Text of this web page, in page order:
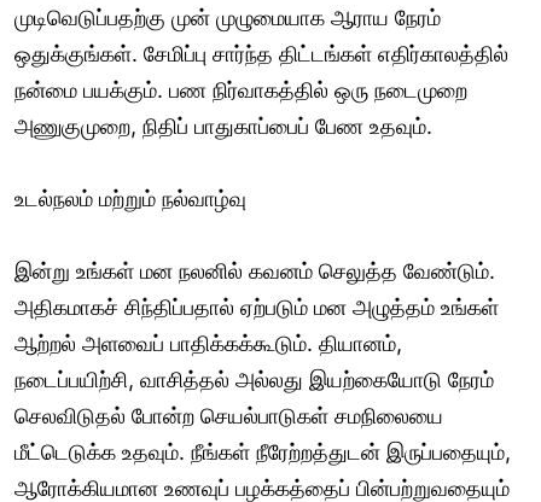
முடிவெடுப்பதற்கு முன் முழுமையாக ஆராய நேரம்
ஒதுக்குங்கள். சேமிப்பு சார்ந்த திட்டங்கள் எதிர்காலத்தில்
நன்மை பயக்கும். பண நிர்வாகத்தில் ஒரு நடைமுறை
அணுகுமுறை, நிதிப் பாதுகாப்பைப் பேண உதவும்.
உடல்நலம் மற்றும் நல்வாழ்வு
இன்று உங்கள் மன நலனில் கவனம் செலுத்த வேண்டும்.
அதிகமாகச் சிந்திப்பதால் ஏற்படும் மன அழுத்தம் உங்கள்
ஆற்றல் அளவைப் பாதிக்கக்கூடும். தியானம்,
நடைப்பயிற்சி, வாசித்தல் அல்லது இயற்கையோடு நேரம்
செலவிடுதல் போன்ற செயல்பாடுகள் சமநிலையை
மீட்டெடுக்க உதவும். நீங்கள் நீரேற்றத்துடன் இருப்பதையும்,
ஆரோக்கியமான உணவுப் பழக்கத்தைப் பின்பற்றுவதையும்